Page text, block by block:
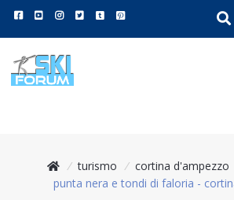
/ turismo / cortina d'ampezzo
punta nera e tondi di faloria -